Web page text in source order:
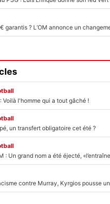
Voilà l'homme qui a tout gâché !
un transfert obligatoire cet été ?